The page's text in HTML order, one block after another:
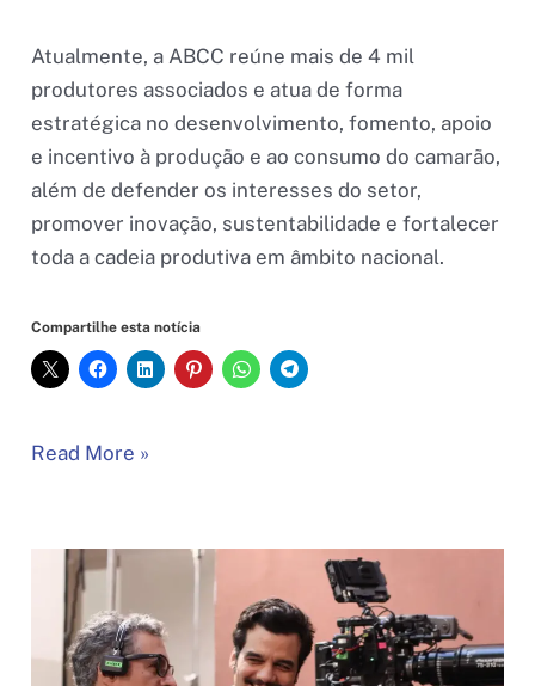
Atualmente, a ABCC reúne mais de 4 mil
produtores associados e atua de forma
estratégica no desenvolvimento, fomento, apoio
e incentivo à produção e ao consumo do camarão,
além de defender os interesses do setor,
promover inovação, sustentabilidade e fortalecer
toda a cadeia produtiva em âmbito nacional.
Compartilhe esta notícia
Associação
Criadores
Camarão
(ABCC)
Read More »